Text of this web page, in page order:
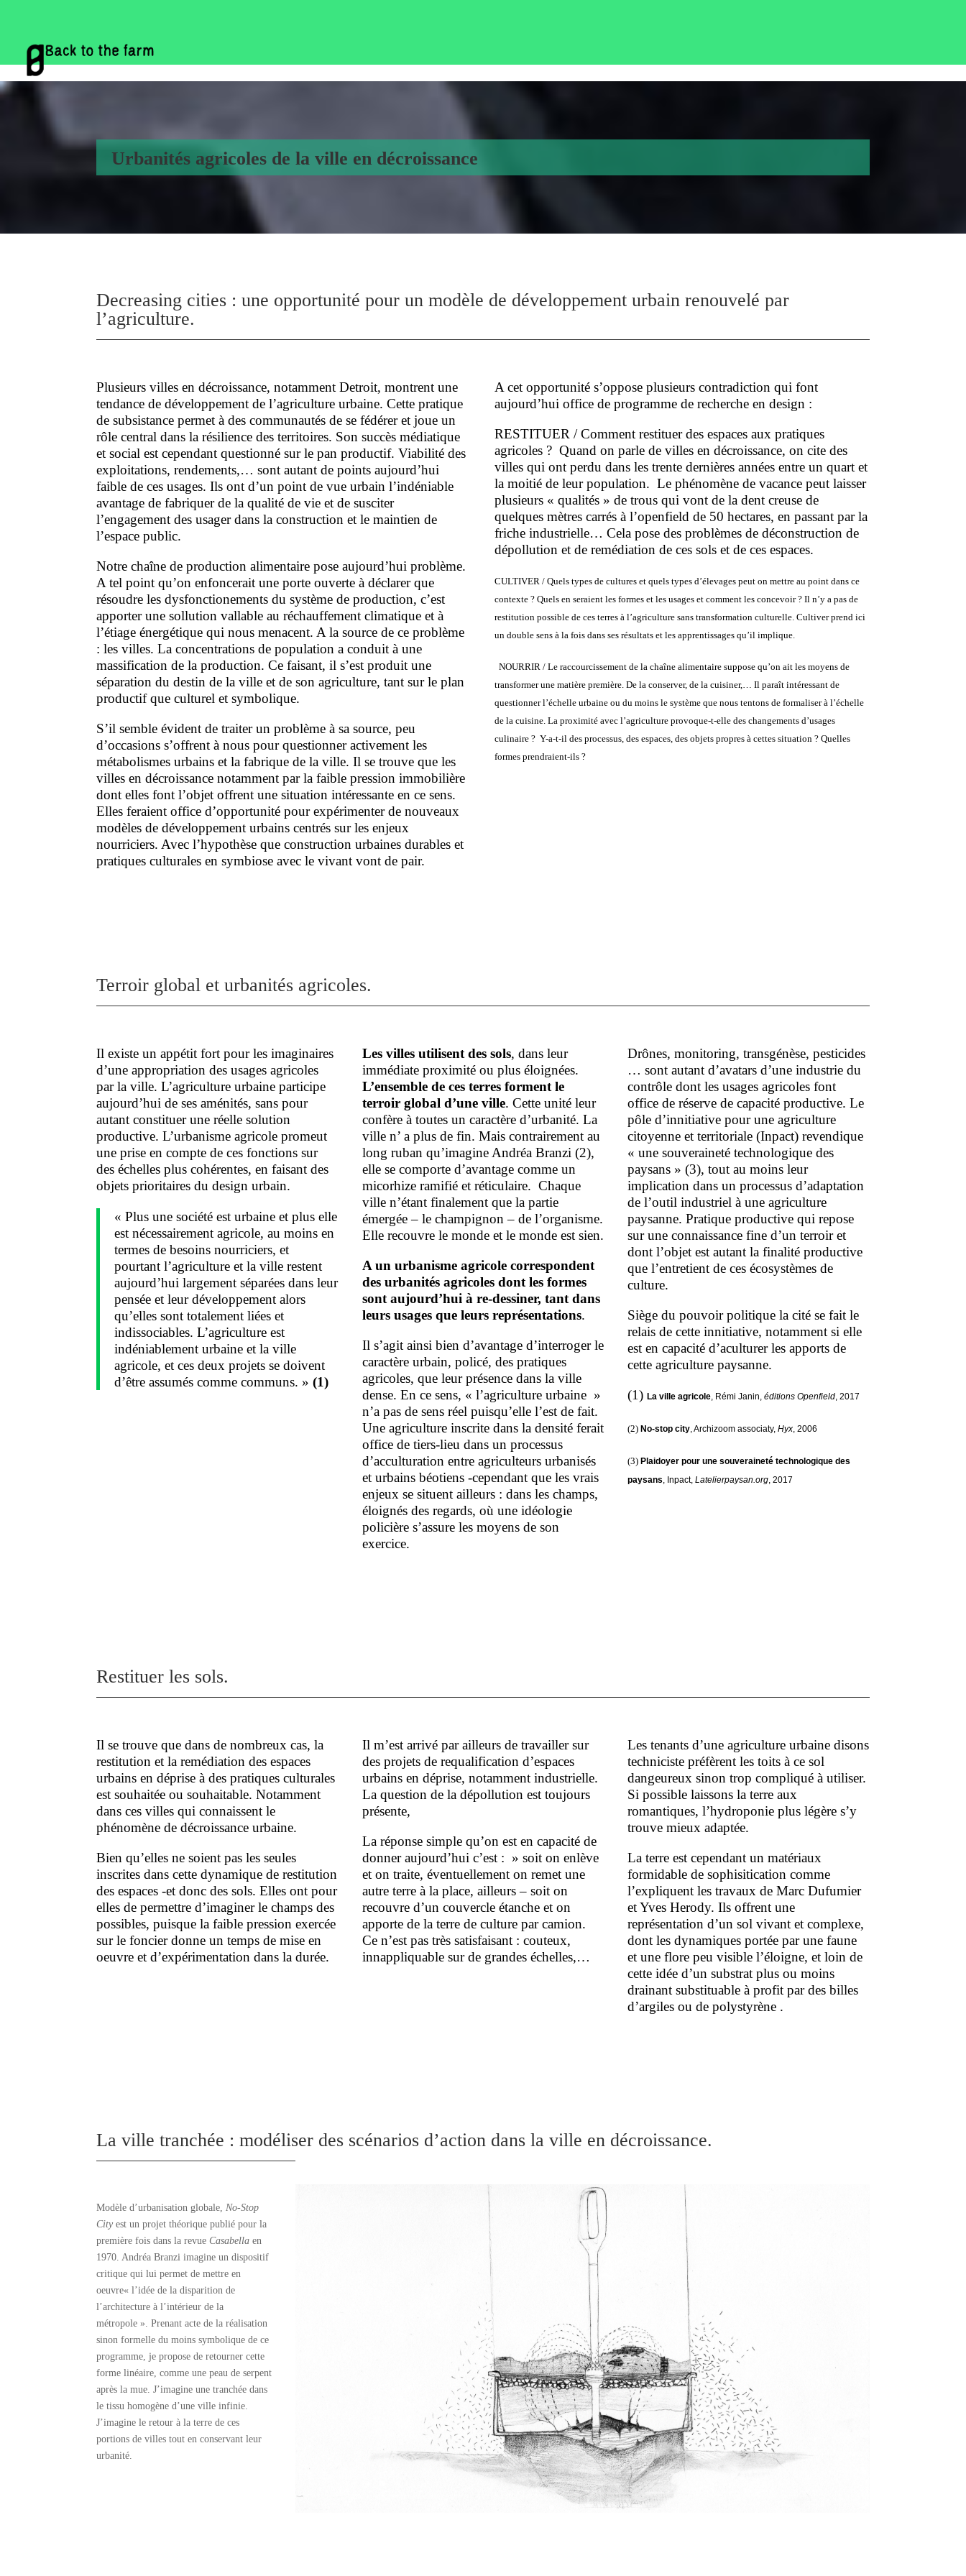
Urbanités agricoles de la ville en décroissance
Decreasing cities : une opportunité pour un modèle de développement urbain renouvelé par
l’agriculture.
Plusieurs villes en décroissance, notamment Detroit, montrent une
tendance de développement de l’agriculture urbaine. Cette pratique
de subsistance permet à des communautés de se fédérer et joue un
rôle central dans la résilience des territoires. Son succès médiatique
et social est cependant questionné sur le pan productif. Viabilité des
exploitations, rendements,… sont autant de points aujourd’hui
faible de ces usages. Ils ont d’un point de vue urbain l’indéniable
avantage de fabriquer de la qualité de vie et de susciter
l’engagement des usager dans la construction et le maintien de
l’espace public.
Notre chaîne de production alimentaire pose aujourd’hui problème.
A tel point qu’on enfoncerait une porte ouverte à déclarer que
résoudre les dysfonctionements du système de production, c’est
apporter une sollution vallable au réchauffement climatique et à
l’étiage énergétique qui nous menacent. A la source de ce problème
: les villes. La concentrations de population a conduit à une
massification de la production. Ce faisant, il s’est produit une
séparation du destin de la ville et de son agriculture, tant sur le plan
productif que culturel et symbolique.
S’il semble évident de traiter un problème à sa source, peu
d’occasions s’offrent à nous pour questionner activement les
métabolismes urbains et la fabrique de la ville. Il se trouve que les
villes en décroissance notamment par la faible pression immobilière
dont elles font l’objet offrent une situation intéressante en ce sens.
Elles feraient office d’opportunité pour expérimenter de nouveaux
modèles de développement urbains centrés sur les enjeux
nourriciers. Avec l’hypothèse que construction urbaines durables et
pratiques culturales en symbiose avec le vivant vont de pair.
A cet opportunité s’oppose plusieurs contradiction qui font
aujourd’hui office de programme de recherche en design :
RESTITUER / Comment restituer des espaces aux pratiques
agricoles ? Quand on parle de villes en décroissance, on cite des
villes qui ont perdu dans les trente dernières années entre un quart et
la moitié de leur population. Le phénomène de vacance peut laisser
plusieurs « qualités » de trous qui vont de la dent creuse de
quelques mètres carrés à l’openfield de 50 hectares, en passant par la
friche industrielle… Cela pose des problèmes de déconstruction de
dépollution et de remédiation de ces sols et de ces espaces.
CULTIVER / Quels types de cultures et quels types d’élevages peut on mettre au point dans ce
contexte ? Quels en seraient les formes et les usages et comment les concevoir ?Il n’y a pas de
restitution possible de ces terres à l’agriculture sans transformation culturelle. Cultiver prend ici
un double sens à la fois dans ses résultats et les apprentissages qu’il implique.
NOURRIR / Le raccourcissement de la chaîne alimentaire suppose qu’on ait les moyens de
transformer une matière première. De la conserver, de la cuisiner,… Il paraît intéressant de
questionner l’échelle urbaine ou du moins le système que nous tentons de formaliser à l’échelle
de la cuisine. La proximité avec l’agriculture provoque-t-elle des changements d’usages
culinaire ? Y-a-t-il des processus, des espaces, des objets propres à cettes situation ? Quelles
formes prendraient-ils ?
Terroir global et urbanités agricoles.
Il existe un appétit fort pour les imaginaires
d’une appropriation des usages agricoles
par la ville. L’agriculture urbaine participe
aujourd’hui de ses aménités, sans pour
autant constituer une réelle solution
productive. L’urbanisme agricole promeut
une prise en compte de ces fonctions sur
des échelles plus cohérentes, en faisant des
objets prioritaires du design urbain.
« Plus une société est urbaine et plus elle
est nécessairement agricole, au moins en
termes de besoins nourriciers, et
pourtant l’agriculture et la ville restent
aujourd’hui largement séparées dans leur
pensée et leur développement alors
qu’elles sont totalement liées et
indissociables. L’agriculture est
indéniablement urbaine et la ville
agricole, et ces deux projets se doivent
d’être assumés comme communs. »(1)
Les villes utilisent des sols, dans leur
immédiate proximité ou plus éloignées.
L’ensemble de ces terres forment le
terroir global d’une ville. Cette unité leur
confère à toutes un caractère d’urbanité. La
ville n’ a plus de fin. Mais contrairement au
long ruban qu’imagine Andréa Branzi (2),
elle se comporte d’avantage comme un
micorhize ramifié et réticulaire. Chaque
ville n’étant finalement que la partie
émergée – le champignon – de l’organisme.
Elle recouvre le monde et le monde est sien.
A un urbanisme agricole correspondent
des urbanités agricoles dont les formes
sont aujourd’hui à re-dessiner, tant dans
leurs usages que leurs représentations.
Il s’agit ainsi bien d’avantage d’interroger le
caractère urbain, policé, des pratiques
agricoles, que leur présence dans la ville
dense. En ce sens, « l’agriculture urbaine »
n’a pas de sens réel puisqu’elle l’est de fait.
Une agriculture inscrite dans la densité ferait
office de tiers-lieu dans un processus
d’acculturation entre agriculteurs urbanisés
et urbains béotiens -cependant que les vrais
enjeux se situent ailleurs : dans les champs,
éloignés des regards, où une idéologie
policière s’assure les moyens de son
exercice.
Drônes, monitoring, transgénèse, pesticides
… sont autant d’avatars d’une industrie du
contrôle dont les usages agricoles font
office de réserve de capacité productive. Le
pôle d’innitiative pour une agriculture
citoyenne et territoriale (Inpact) revendique
« une souveraineté technologique des
paysans » (3), tout au moins leur
implication dans un processus d’adaptation
de l’outil industriel à une agriculture
paysanne. Pratique productive qui repose
sur une connaissance fine d’un terroir et
dont l’objet est autant la finalité productive
que l’entretient de ces écosystèmes de
culture.
Siège du pouvoir politique la cité se fait le
relais de cette innitiative, notamment si elle
est en capacité d’aculturer les apports de
cette agriculture paysanne.
(1) La ville agricole, Rémi Janin, éditions Openfield, 2017
(2) No-stop city, Archizoom associaty, Hyx, 2006
(3) Plaidoyer pour une souveraineté technologique des
paysans, Inpact, Latelierpaysan.org, 2017
Restituer les sols.
Il se trouve que dans de nombreux cas, la
restitution et la remédiation des espaces
urbains en déprise à des pratiques culturales
est souhaitée ou souhaitable. Notamment
dans ces villes qui connaissent le
phénomène de décroissance urbaine.
Bien qu’elles ne soient pas les seules
inscrites dans cette dynamique de restitution
des espaces -et donc des sols. Elles ont pour
elles de permettre d’imaginer le champs des
possibles, puisque la faible pression exercée
sur le foncier donne un temps de mise en
oeuvre et d’expérimentation dans la durée.
Il m’est arrivé par ailleurs de travailler sur
des projets de requalification d’espaces
urbains en déprise, notamment industrielle.
La question de la dépollution est toujours
présente,
La réponse simple qu’on est en capacité de
donner aujourd’hui c’est : » soit on enlève
et on traite, éventuellement on remet une
autre terre à la place, ailleurs – soit on
recouvre d’un couvercle étanche et on
apporte de la terre de culture par camion.
Ce n’est pas très satisfaisant : couteux,
innappliquable sur de grandes échelles,…
Les tenants d’une agriculture urbaine disons
techniciste préfèrent les toits à ce sol
dangeureux sinon trop compliqué à utiliser.
Si possible laissons la terre aux
romantiques, l’hydroponie plus légère s’y
trouve mieux adaptée.
La terre est cependant un matériaux
formidable de sophisitication comme
l’expliquent les travaux de Marc Dufumier
et Yves Herody. Ils offrent une
représentation d’un sol vivant et complexe,
dont les dynamiques portée par une faune
et une flore peu visible l’éloigne, et loin de
cette idée d’un substrat plus ou moins
drainant substituable à profit par des billes
d’argiles ou de polystyrène .
La ville tranchée : modéliser des scénarios d’action dans la ville en décroissance.
Modèle d’urbanisation globale,No-Stop
City est un projet théorique publié pour la
première fois dans la revueCasabella en
1970. Andréa Branzi imagine un dispositif
critique qui lui permet de mettre en
oeuvre« l’idée de la disparition de
l’architecture à l’intérieur de la
métropole ». Prenant acte de la réalisation
sinon formelle du moins symbolique de ce
programme, je propose de retourner cette
forme linéaire, comme une peau de serpent
après la mue. J’imagine une tranchée dans
le tissu homogène d’une ville infinie.
J’imagine le retour à la terre de ces
portions de villes tout en conservant leur
urbanité.